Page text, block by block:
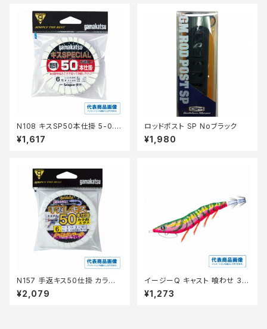
N108 キスSP50本仕掛 5-0.8
茶 【継続セール_仕掛】
¥1,617
ロッドポスト SP Noブラック
¥1,980
N157 手返キス50仕掛 カラ鈎＆
ラメ 4-0.8 ケイムラパール【継
続セール_仕掛】
¥2,079
イージーQ キャスト 喰わせ 3.5
号 01 LPOG 夜光ピンクオレン
ジ
¥1,273